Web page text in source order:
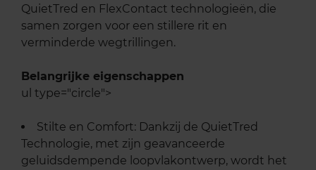
QuietTred en FlexContact technologieën, die
samen zorgen voor een stillere rit en
verminderde wegtrillingen.
Belangrijke eigenschappen
ul type="circle">
Stilte en Comfort: Dankzij de QuietTred
Technologie, met zijn geavanceerde
geluidsdempende loopvlakontwerp, wordt het